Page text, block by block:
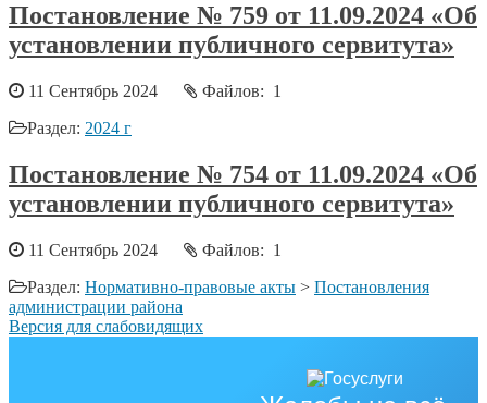
Постановление № 759 от 11.09.2024 «Об
установлении публичного сервитута»
11 Сентябрь 2024
Файлов: 1
Раздел: 2024 г
Постановление № 754 от 11.09.2024 «Об
установлении публичного сервитута»
11 Сентябрь 2024
Файлов: 1
Раздел: Нормативно-правовые акты > Постановления
администрации района
Версия для слабовидящих